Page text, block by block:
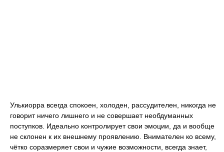
Улькиорра всегда спокоен, холоден, рассудителен, никогда не
говорит ничего лишнего и не совершает необдуманных
поступков. Идеально контролирует свои эмоции, да и вообще
не склонен к их внешнему проявлению. Внимателен ко всему,
чётко соразмеряет свои и чужие возможности, всегда знает,